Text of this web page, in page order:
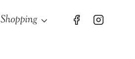
Shopping